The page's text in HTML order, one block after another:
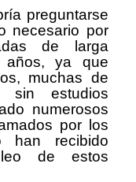
preguntarse
necesario por
de larga
años, ya que
muchas de
sin estudios
numerosos
por los
han recibido
de estos